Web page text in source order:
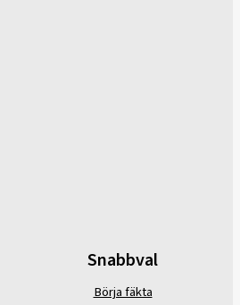
Snabbval
Börja fäkta